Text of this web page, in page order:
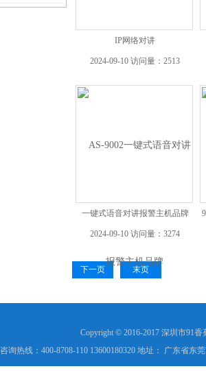
IP网络对讲
2024-09-10 访问量：2513
一键式语音对讲报警主机品牌
2024-09-10 访问量：3274
下一页 末页
Copyright © 2016-2017 深圳市91
咨询热线：400-8708-110 13600180320 地址： 广东省